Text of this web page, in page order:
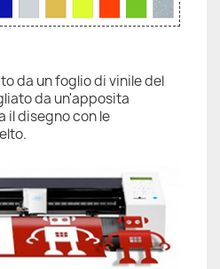
da un foglio di vinile del
da un'apposita
il disegno con le